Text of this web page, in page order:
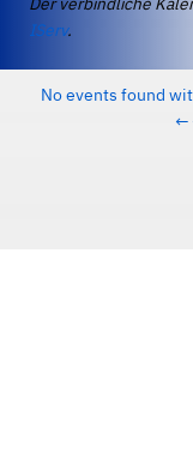
IServ.
No events found
←